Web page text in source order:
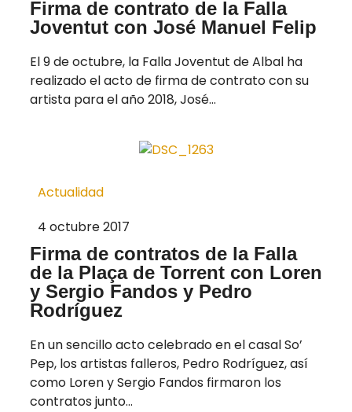
Firma de contrato de la Falla
Joventut con José Manuel Felip
El 9 de octubre, la Falla Joventut de Albal ha
realizado el acto de firma de contrato con su
artista para el año 2018, José...
Actualidad
4 octubre 2017
Firma de contratos de la Falla
de la Plaça de Torrent con Loren
y Sergio Fandos y Pedro
Rodríguez
En un sencillo acto celebrado en el casal So’
Pep, los artistas falleros, Pedro Rodríguez, así
como Loren y Sergio Fandos firmaron los
contratos junto...